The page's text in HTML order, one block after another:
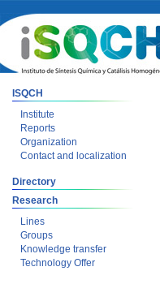
ISQCH
Institute
Reports
Organization
Contact and localization
Directory
Research
Lines
Groups
Knowledge transfer
Technology Offer